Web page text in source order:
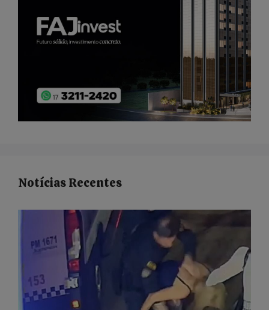
Notícias Recentes